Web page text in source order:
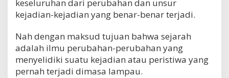
keseluruhan dari perubahan dan unsur
kejadian-kejadian yang benar-benar terjadi.
Nah dengan maksud tujuan bahwa sejarah
adalah ilmu perubahan-perubahan yang
menyelidiki suatu kejadian atau peristiwa yang
pernah terjadi dimasa lampau.